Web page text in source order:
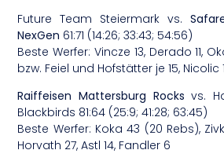
Future Team Steiermark vs.
NexGen 61:71 (14:26; 33:43; 54:56)
Beste Werfer: Vincze 13, Derado 11,
bzw. Feiel und Hofstätter je 15, Nicolic
Raiffeisen Mattersburg Rocks vs.
Blackbirds 81:64 (25:9; 41:28; 63:45)
Beste Werfer: Koka 43 (20 Rebs),
Horvath 27, Astl 14, Fandler 6